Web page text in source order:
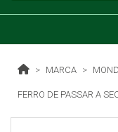
MARCA
FERRO DE PASSAR A